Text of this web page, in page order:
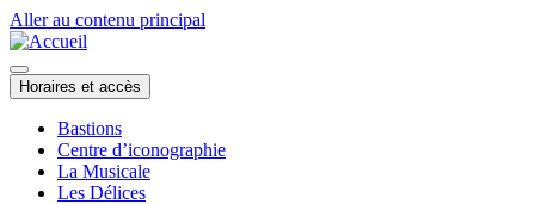
Aller au contenu principal
Horaires et accès
Bastions
Centre d’iconographie
La Musicale
Les Délices